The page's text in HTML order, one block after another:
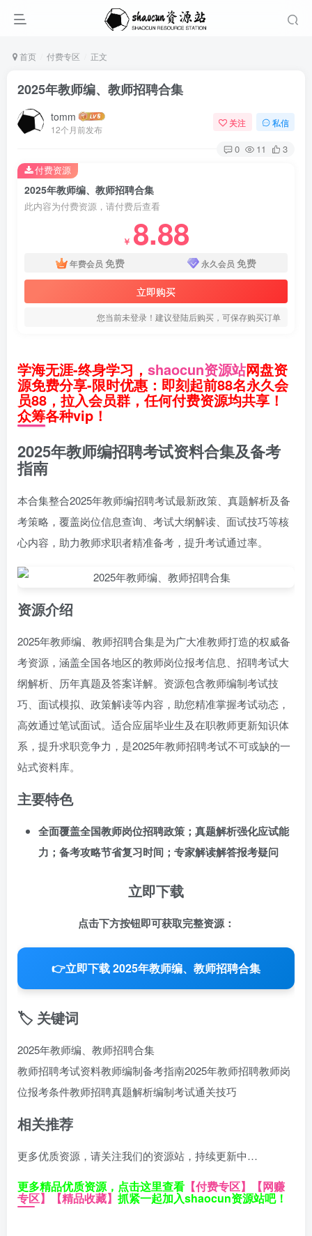
首页 付费专区 正文
2025年教师编、教师招聘合集
tomm
12个月前发布
关注 私信
0 11 3
2025年教师编、教师招聘合集
此内容为付费资源，请付费后查看
￥ 8.88
年费会员 免费 永久会员 免费
立即购买
您当前未登录！建议登陆后购买，可保存购买订单
付费资源
学海无涯-终身学习， shaocun资源站网盘资
源免费分享-限时优惠：即刻起前88名永久会
员88，拉入会员群，任何付费资源均共享！
众筹各种vip！
2025年教师编招聘考试资料合集及备考
指南
本合集整合2025年教师编招聘考试最新政策、真题解析及备
考策略，覆盖岗位信息查询、考试大纲解读、面试技巧等核
心内容，助力教师求职者精准备考，提升考试通过率。
资源介绍
2025年教师编、教师招聘合集是为广大准教师打造的权威备
考资源，涵盖全国各地区的教师岗位报考信息、招聘考试大
纲解析、历年真题及答案详解。资源包含教师编制考试技
巧、面试模拟、政策解读等内容，助您精准掌握考试动态，
高效通过笔试面试。适合应届毕业生及在职教师更新知识体
系，提升求职竞争力，是2025年教师招聘考试不可或缺的一
站式资料库。
主要特色
全面覆盖全国教师岗位招聘政策；真题解析强化应试能
力；备考攻略节省复习时间；专家解读解答报考疑问
立即下载
点击下方按钮即可获取完整资源：
👉立即下载 2025年教师编、教师招聘合集
🏷️ 关键词
2025年教师编、教师招聘合集
教师招聘考试资料教师编制备考指南2025年教师招聘教师岗
位报考条件教师招聘真题解析编制考试通关技巧
相关推荐
更多优质资源，请关注我们的资源站，持续更新中…
更多精品优质资源，点击这里查看 【付费专区】 【网赚
专区】 【精品收藏】 抓紧一起加入shaocun资源站吧！